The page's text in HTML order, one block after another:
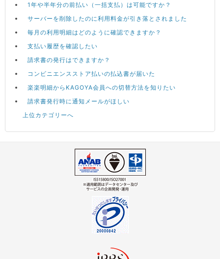
1年や半年分の前払い（一括支払）は可能ですか？
サーバーを削除したのに利用料金が引き落とされました
毎月の利用明細はどのように確認できますか？
支払い履歴を確認したい
請求書の発行はできますか？
コンビニエンスストア払いの払込書が届いた
楽楽明細からKAGOYA会員への切替方法を知りたい
請求書発行時に通知メールがほしい
上位カテゴリーへ